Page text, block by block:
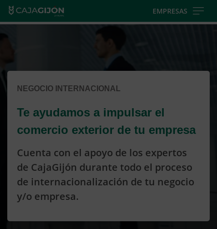
EMPRESAS
NEGOCIO INTERNACIONAL
Te ayudamos a impulsar el
comercio exterior de tu empresa
Cuenta con el apoyo de los expertos
de CajaGijón durante todo el proceso
de internacionalización de tu negocio
y/o empresa.